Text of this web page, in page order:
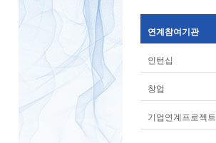
연계참여기관
인턴십
창업
기업연계프로젝트